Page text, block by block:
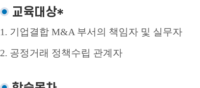
교육대상*
1. 기업결합 M&A 부서의 책임자 및 실무자
2. 공정거래 정책수립 관계자